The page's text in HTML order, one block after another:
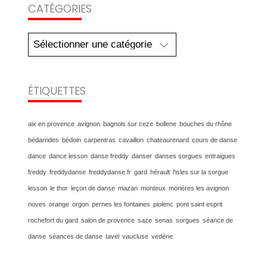
CATÉGORIES
Catégories
ÉTIQUETTES
aix en provence avignon bagnols sur ceze bollene bouches du rhône
bédarrides bédoin carpentras cavaillon chateaurenard cours de danse
dance dance lesson danse freddy danser danses sorgues entraigues
freddy freddydanse freddydanse.fr gard hérault l'isles sur la sorgue
lesson le thor leçon de danse mazan monteux morières les avignon
noves orange orgon pernes les fontaines piolenc pont saint esprit
rochefort du gard salon de provence saze senas sorgues séance de
danse séances de danse tavel vaucluse vedène